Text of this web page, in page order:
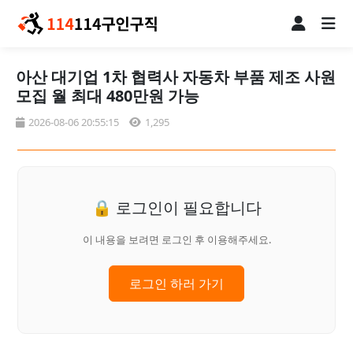
아산 대기업 1차 협력사 자동차 부품 제조 사원
모집 월 최대 480만원 가능
2026-08-06 20:55:15 1,295
🔒 로그인이 필요합니다
이 내용을 보려면 로그인 후 이용해주세요.
로그인 하러 가기